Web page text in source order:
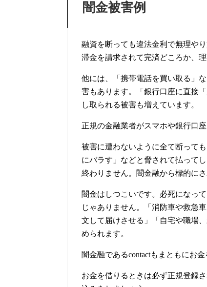
闇金被害例
融資を断っても違法金利で無理や
滞金を請求されて完済どころか、
他には、「携帯電話を買い取る」
害もあります。「銀行口座に直接
し取られる被害も増えています。
正規の金融業者がスマホや銀行口
被害に遭わないように全て断って
にバラす」などと脅されて払って
終わりません。闇金融から標的に
闇金はしつこいです。必死になっ
じゃありません。「消防車や救急
文して届けさせる」「自宅や職場
められます。
闇金融であるcontactもまともにお
お金を借りるときは必ず正規登録